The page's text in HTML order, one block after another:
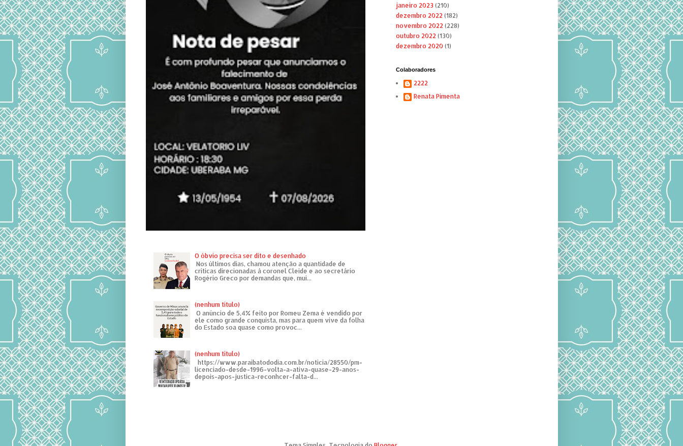
O óbvio precisa ser dito e desenhado
Nos últimos dias, chamou atenção a quantidade de
críticas direcionadas à coronel Cleide e ao secretário
Rogério Greco por demandas que, mui...
(nenhum título)
O anúncio de 5,4% feito por Romeu Zema é vendido por
ele como grande conquista, mas para quem vive da folha
do Estado soa quase como provoc...
(nenhum título)
https://www.paraibatododia.com.br/noticia/28550/pm-
licenciado-desde-1996-volta-a-ativa-quase-29-anos-
depois-apos-justica-reconhcer-falta-d...
janeiro 2023(210)
dezembro 2022(182)
novembro 2022(228)
outubro 2022(130)
dezembro 2020(1)
Colaboradores
2222
Renata Pimenta